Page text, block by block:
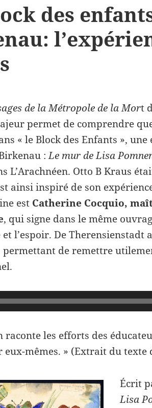
des
de la Métropole de la Mort
permet de comprendre
« le Block des Enfants »,
:Le mur de Lisa
L’Arachnéen. Otto B Kraus
ainsi inspiré de son
est Catherine Cocquio,
, qui signe dans le même
l’espoir. De Therensienstadt
permettant de remettre
raconte les efforts des
eux-mêmes. » (Extrait du texte
Écrit
Lisa